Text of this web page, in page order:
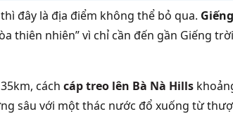
đây là địa điểm không thể bỏ qua.
thiên nhiên” vì chỉ cần đến gần Giếng
cách cáp treo lên Bà Nà Hills
sâu với một thác nước đổ xuống từ